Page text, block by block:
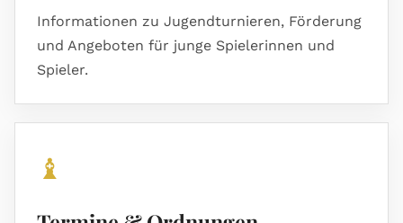
Informationen zu Jugendturnieren, Förderung
und Angeboten für junge Spielerinnen und
Spieler.
♝